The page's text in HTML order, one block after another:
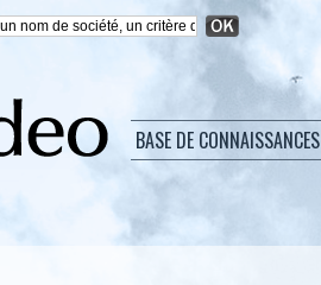
BASE DE CONNAISSANCES